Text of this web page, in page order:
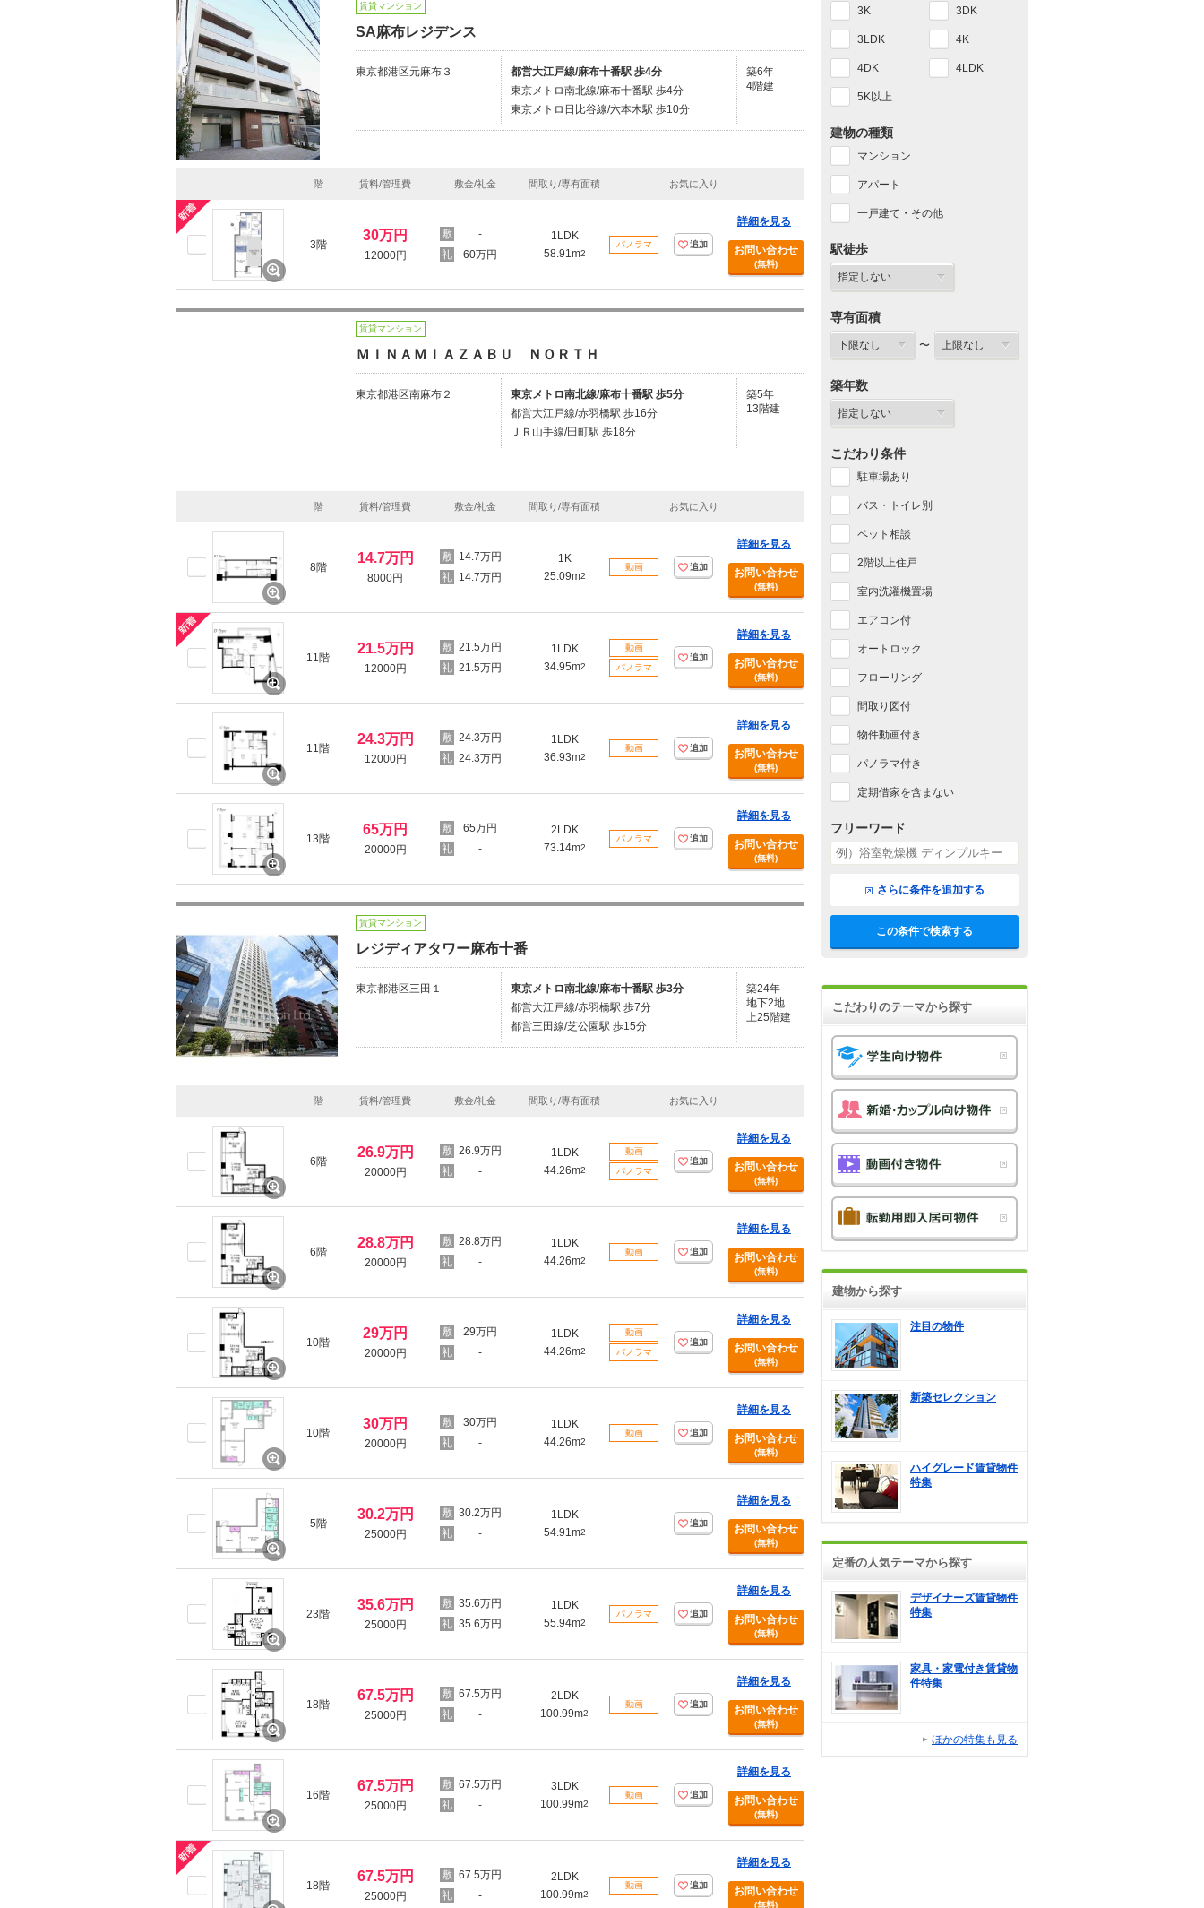
賃貸マンション
SA麻布レジデンス
東京都港区元麻布３
都営大江戸線/麻布十番駅 歩4分
東京メトロ南北線/麻布十番駅 歩4分
東京メトロ日比谷線/六本木駅 歩10分
築6年
4階建
階 賃料/管理費 敷金/礼金 間取り/専有面積 お気に入り
3階
30万円
12000円
-
60万円
1LDK
58.91m2
パノラマ 追加
詳細を見る
お問い合わせ
(無料)
賃貸マンション
ＭＩＮＡＭＩＡＺＡＢＵ ＮＯＲＴＨ
東京都港区南麻布２
東京メトロ南北線/麻布十番駅 歩5分
都営大江戸線/赤羽橋駅 歩16分
ＪＲ山手線/田町駅 歩18分
築5年
13階建
階 賃料/管理費 敷金/礼金 間取り/専有面積 お気に入り
8階
14.7万円
8000円
14.7万円
14.7万円
1K
25.09m2
動画 追加
詳細を見る
お問い合わせ
(無料)
11階
21.5万円
12000円
21.5万円
21.5万円
1LDK
34.95m2
動画
パノラマ
追加
詳細を見る
お問い合わせ
(無料)
11階
24.3万円
12000円
24.3万円
24.3万円
1LDK
36.93m2
動画 追加
詳細を見る
お問い合わせ
(無料)
13階
65万円
20000円
65万円
-
2LDK
73.14m2
パノラマ 追加
詳細を見る
お問い合わせ
(無料)
賃貸マンション
レジディアタワー麻布十番
東京都港区三田１
東京メトロ南北線/麻布十番駅 歩3分
都営大江戸線/赤羽橋駅 歩7分
都営三田線/芝公園駅 歩15分
築24年
地下2地
上25階建
階 賃料/管理費 敷金/礼金 間取り/専有面積 お気に入り
6階
26.9万円
20000円
26.9万円
-
1LDK
44.26m2
動画
パノラマ
追加
詳細を見る
お問い合わせ
(無料)
6階
28.8万円
20000円
28.8万円
-
1LDK
44.26m2
動画 追加
詳細を見る
お問い合わせ
(無料)
10階
29万円
20000円
29万円
-
1LDK
44.26m2
動画
パノラマ
追加
詳細を見る
お問い合わせ
(無料)
10階
30万円
20000円
30万円
-
1LDK
44.26m2
動画 追加
詳細を見る
お問い合わせ
(無料)
5階
30.2万円
25000円
30.2万円
-
1LDK
54.91m2
追加
詳細を見る
お問い合わせ
(無料)
23階
35.6万円
25000円
35.6万円
35.6万円
1LDK
55.94m2
パノラマ 追加
詳細を見る
お問い合わせ
(無料)
18階
67.5万円
25000円
67.5万円
-
2LDK
100.99m2
動画 追加
詳細を見る
お問い合わせ
(無料)
16階
67.5万円
25000円
67.5万円
-
3LDK
100.99m2
動画 追加
詳細を見る
お問い合わせ
(無料)
18階
67.5万円
25000円
67.5万円
-
2LDK
100.99m2
動画 追加
詳細を見る
お問い合わせ
(無料)
3K 3DK
3LDK 4K
4DK 4LDK
5K以上
建物の種類
マンション
アパート
一戸建て・その他
駅徒歩
専有面積
〜
築年数
こだわり条件
駐車場あり
バス・トイレ別
ペット相談
2階以上住戸
室内洗濯機置場
エアコン付
オートロック
フローリング
間取り図付
物件動画付き
パノラマ付き
定期借家を含まない
フリーワード
さらに条件を追加する
この条件で検索する
こだわりのテーマから探す
建物から探す
注目の物件
新築セレクション
ハイグレード賃貸物件
特集
定番の人気テーマから探す
デザイナーズ賃貸物件
特集
家具・家電付き賃貸物
件特集
ほかの特集も見る